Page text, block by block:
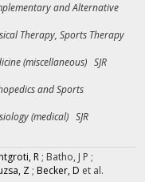
and Alternative
Therapy, Sports Therapy
(miscellaneous) SJR
and Sports
(medical) SJR
R ; Batho, J P ;
Z ; Becker, D et al.